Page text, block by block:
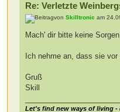
Re: Verletzte
vonSkilltronic am
Mach' dir bitte keine
Ich nehme an, dass sie
Gruß
Skill
Let's find new ways of living -